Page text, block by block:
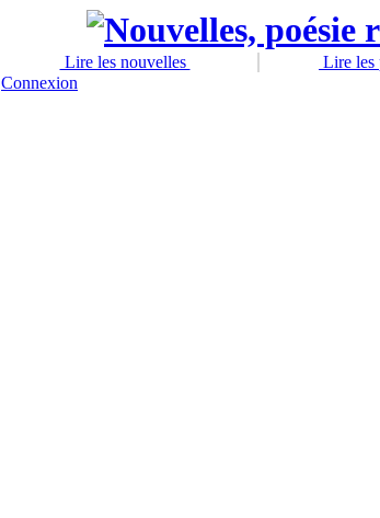
Lire les nouvelles Lire les
Connexion